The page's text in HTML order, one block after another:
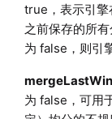
true，表示引擎
之前保存的所
为 false，则引
为 false，可用